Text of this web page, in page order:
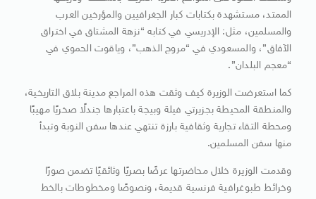
الممتد، مستشهدة بكتابات كبار الجغرافيين والمؤرخين العرب
والمسلمين، مثل: الإدريسي في كتابه “نزهة المشتاق في اختراق
الآفاق”، والمسعودي في “مروج الذهب”، وياقوت الحموي في
“معجم البلدان”.
كما استعرضت الوزيرة كيف وثقت هذه المراجع مدينة بلاق التاريخية،
والمنطقة المحيطة بجزيرتي فيلة وبيجة باعتبارها جندلًا صخريًا مهيبًا
ومحطة التقاء تجارية وثقافية بارزة تنتهي عندها سفن النوبة وتبدأ
منها سفن المسلمين.
وقدمت الوزيرة خلال محاضرتها عرضًا بصريًا وثائقيًا تضمن صورًا
وخرائط طبوغرافية فرنسية قديمة، ونصوصًا ومخطوطات بالخط